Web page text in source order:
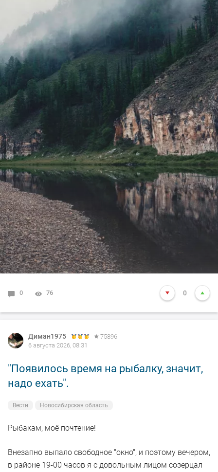
0 76 0
Диман1975
75896
6 августа 2026, 08:31
"Появилось время на рыбалку, значит,
надо ехать".
Вести Новосибирская область
Рыбакам, моё почтение!
Внезапно выпало свободное "окно", и поэтому вечером,
в районе 19-00 часов я с довольным лицом созерцал